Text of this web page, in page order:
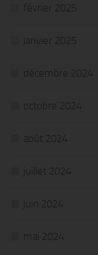
février 2025
janvier 2025
décembre 2024
octobre 2024
août 2024
juillet 2024
juin 2024
mai 2024